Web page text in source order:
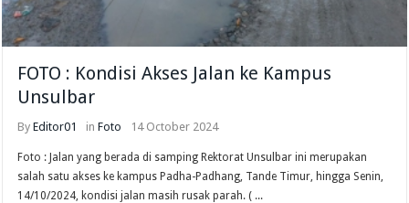
FOTO : Kondisi Akses Jalan ke Kampus
Unsulbar
ByEditor01 inFoto 14 October 2024
Foto : Jalan yang berada di samping Rektorat Unsulbar ini merupakan
salah satu akses ke kampus Padha-Padhang, Tande Timur, hingga Senin,
14/10/2024, kondisi jalan masih rusak parah. ( ...